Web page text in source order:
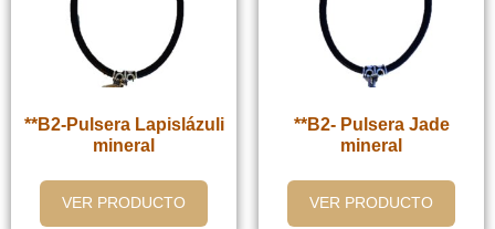
**B2-Pulsera Lapislázuli
mineral
VER PRODUCTO
**B2- Pulsera Jade
mineral
VER PRODUCTO